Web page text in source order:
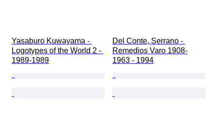
Yasaburo Kuwayama -
Logotypes of the World 2 -
1989-1989
Del Conte, Serrano -
Remedios Varo 1908-
1963 - 1994